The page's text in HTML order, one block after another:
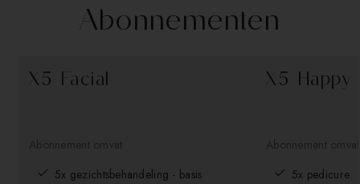
Abonnementen
X5 Facial
5x gezichtsbehandeling - basis
X5 Happy
5x pedicure